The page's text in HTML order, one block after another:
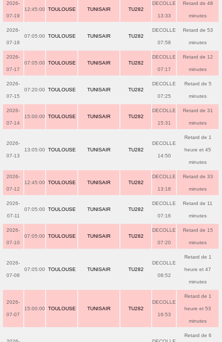
2026-
07-19
12:45:00 TOULOUSE TUNISAIR TU282
DECOLLE
13:33
Retard de 48
minutes
2026-
07-18
07:05:00 TOULOUSE TUNISAIR TU282
DECOLLE
07:58
Retard de 53
minutes
2026-
07-17
07:05:00 TOULOUSE TUNISAIR TU282
DECOLLE
07:17
Retard de 12
minutes
2026-
07-15
07:20:00 TOULOUSE TUNISAIR TU282
DECOLLE
07:25
Retard de 5
minutes
2026-
07-14
15:00:00 TOULOUSE TUNISAIR TU282
DECOLLE
15:31
Retard de 31
minutes
2026-
07-13
13:05:00 TOULOUSE TUNISAIR TU282
DECOLLE
14:50
Retard de 1
heure et 45
minutes
2026-
07-12
12:45:00 TOULOUSE TUNISAIR TU282
DECOLLE
13:18
Retard de 33
minutes
2026-
07-11
07:05:00 TOULOUSE TUNISAIR TU282
DECOLLE
07:16
Retard de 11
minutes
2026-
07-10
07:05:00 TOULOUSE TUNISAIR TU282
DECOLLE
07:20
Retard de 15
minutes
2026-
07-08
07:05:00 TOULOUSE TUNISAIR TU282
DECOLLE
08:52
Retard de 1
heure et 47
minutes
2026-
07-07
15:00:00 TOULOUSE TUNISAIR TU282
DECOLLE
16:53
Retard de 1
heure et 53
minutes
Retard de 6